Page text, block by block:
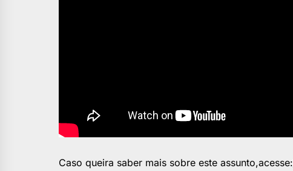
Caso queira saber mais sobre este assunto,acesse: